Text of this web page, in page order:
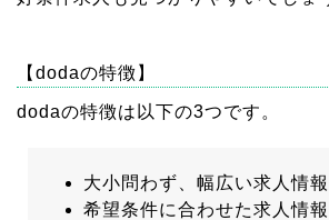
【dodaの特徴】
dodaの特徴は以下の3つです。
大小問わず、幅広い求人情
希望条件に合わせた求人情